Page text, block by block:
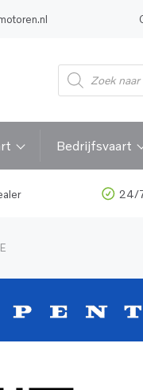
Bedrijfsvaart
24/